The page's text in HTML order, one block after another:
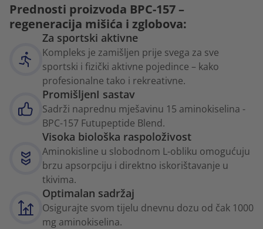
Prednosti proizvoda BPC-157 –
regeneracija mišića i zglobova:
Za sportski aktivne
Kompleks je zamišljen prije svega za sve
sportski i fizički aktivne pojedince – kako
profesionalne tako i rekreativne.
PromišljenI sastav
Sadrži naprednu mješavinu 15 aminokiselina -
BPC-157 Futupeptide Blend.
Visoka biološka raspoloživost
Aminokisline u slobodnom L-obliku omogućuju
brzu apsorpciju i direktno iskorištavanje u
tkivima.
Optimalan sadržaj
Osigurajte svom tijelu dnevnu dozu od čak 1000
mg aminokiselina.